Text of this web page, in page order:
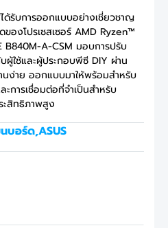
ด้รับการออกแบบอย่างเชี่ยวชาญ
งโปรเซสเซอร์ AMD Ryzen™
B840M-A-CSM มอบการปรับ
ผู้ใช้และผู้ประกอบพีซี DIY ผ่าน
นง่าย ออกแบบมาให้พร้อมสำหรับ
ารเชื่อมต่อที่จำเป็นสำหรับ
สิทธิภาพสูง
นบอร์ด,ASUS